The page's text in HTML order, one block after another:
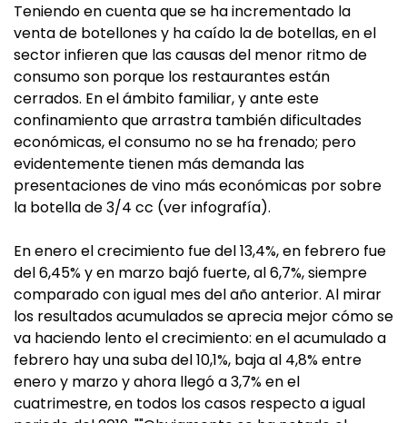
Teniendo en cuenta que se ha incrementado la
venta de botellones y ha caído la de botellas, en el
sector infieren que las causas del menor ritmo de
consumo son porque los restaurantes están
cerrados. En el ámbito familiar, y ante este
confinamiento que arrastra también dificultades
económicas, el consumo no se ha frenado; pero
evidentemente tienen más demanda las
presentaciones de vino más económicas por sobre
la botella de 3/4 cc (ver infografía).
En enero el crecimiento fue del 13,4%, en febrero fue
del 6,45% y en marzo bajó fuerte, al 6,7%, siempre
comparado con igual mes del año anterior. Al mirar
los resultados acumulados se aprecia mejor cómo se
va haciendo lento el crecimiento: en el acumulado a
febrero hay una suba del 10,1%, baja al 4,8% entre
enero y marzo y ahora llegó a 3,7% en el
cuatrimestre, en todos los casos respecto a igual